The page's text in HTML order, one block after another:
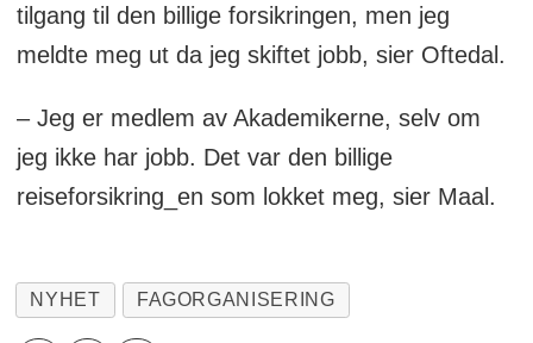
tilgang til den billige forsikringen, men jeg
meldte meg ut da jeg skiftet jobb, sier Oftedal.
– Jeg er medlem av Akademikerne, selv om
jeg ikke har jobb. Det var den billige
reiseforsikring_en som lokket meg, sier Maal.
NYHET FAGORGANISERING